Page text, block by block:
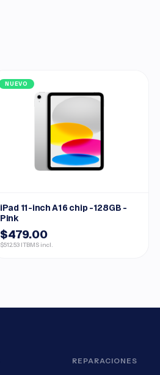
NUEVO
iPad 11-inch A16 chip -128GB -
Pink
$479.00
$512.53 ITBMS incl.
REPARACIONES